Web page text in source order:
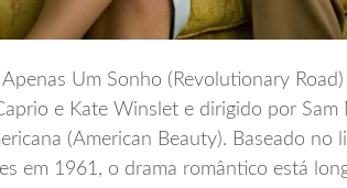
Apenas Um Sonho (Revolutionary
e Kate Winslet e dirigido por Sam
(American Beauty). Baseado no
em 1961, o drama romântico está